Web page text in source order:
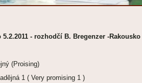
- rozhodčí B. Bregenzer -Rakousko
(Proising)
1 ( Very promising 1 )